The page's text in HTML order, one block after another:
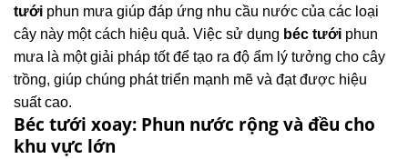
tưới phun mưa giúp đáp ứng nhu cầu nước của các loại
cây này một cách hiệu quả. Việc sử dụng béc tưới phun
mưa là một giải pháp tốt để tạo ra độ ẩm lý tưởng cho cây
trồng, giúp chúng phát triển mạnh mẽ và đạt được hiệu
suất cao.
Béc tưới xoay: Phun nước rộng và đều cho
khu vực lớn